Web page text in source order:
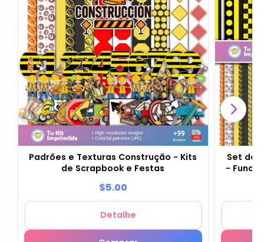
Padrões e Texturas Construção - Kits
de Scrapbook e Festas
$5.00
Detalhe
Set de
-